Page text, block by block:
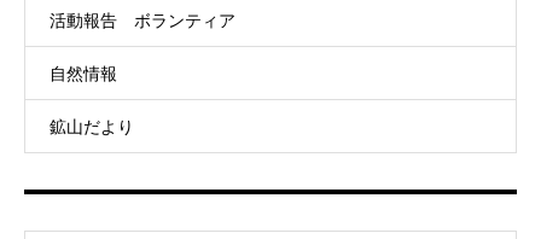
活動報告 ボランティア
自然情報
鉱山だより